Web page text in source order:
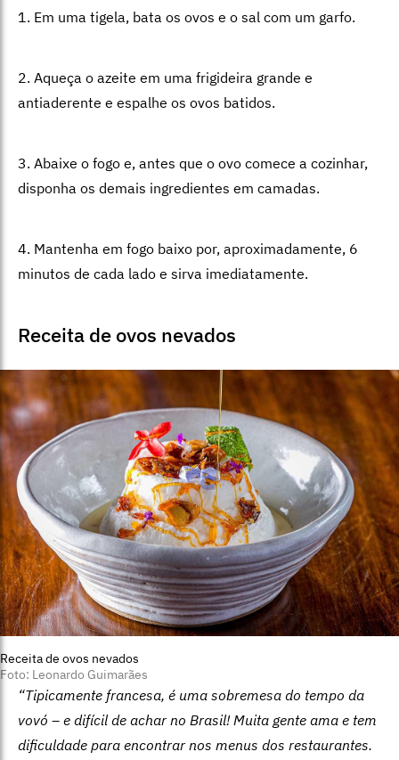
1. Em uma tigela, bata os ovos e o sal com um garfo.
2. Aqueça o azeite em uma frigideira grande e
antiaderente e espalhe os ovos batidos.
3. Abaixe o fogo e, antes que o ovo comece a cozinhar,
disponha os demais ingredientes em camadas.
4. Mantenha em fogo baixo por, aproximadamente, 6
minutos de cada lado e sirva imediatamente.
Receita de ovos nevados
Receita de ovos nevados
Foto: Leonardo Guimarães
“Tipicamente francesa, é uma sobremesa do tempo da
vovó – e difícil de achar no Brasil! Muita gente ama e tem
dificuldade para encontrar nos menus dos restaurantes.